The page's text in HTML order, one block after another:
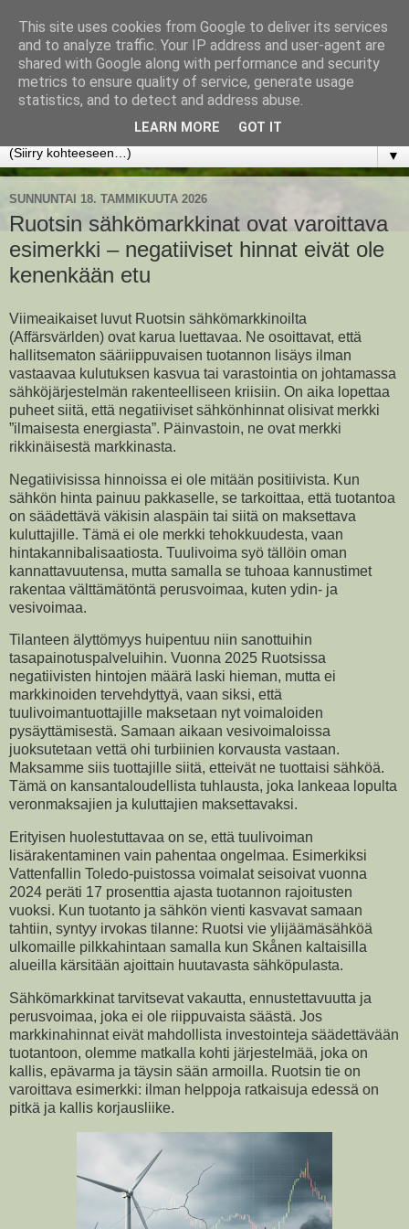
www.jyrkikokko.fi
Uusi Suunta - Jokainen hetki tarjoaa tilaisuuden muuttaa
▼
SUNNUNTAI 18. TAMMIKUUTA 2026
Ruotsin sähkömarkkinat ovat varoittava
esimerkki – negatiiviset hinnat eivät ole
kenenkään etu
Viimeaikaiset luvut Ruotsin sähkömarkkinoilta
(Affärsvärlden) ovat karua luettavaa. Ne osoittavat, että
hallitsematon sääriippuvaisen tuotannon lisäys ilman
vastaavaa kulutuksen kasvua tai varastointia on johtamassa
sähköjärjestelmän rakenteelliseen kriisiin. On aika lopettaa
puheet siitä, että negatiiviset sähkönhinnat olisivat merkki
”ilmaisesta energiasta”. Päinvastoin, ne ovat merkki
rikkinäisestä markkinasta.
Negatiivisissa hinnoissa ei ole mitään positiivista. Kun
sähkön hinta painuu pakkaselle, se tarkoittaa, että tuotantoa
on säädettävä väkisin alaspäin tai siitä on maksettava
kuluttajille. Tämä ei ole merkki tehokkuudesta, vaan
hintakannibalisaatiosta. Tuulivoima syö tällöin oman
kannattavuutensa, mutta samalla se tuhoaa kannustimet
rakentaa välttämätöntä perusvoimaa, kuten ydin- ja
vesivoimaa.
Tilanteen älyttömyys huipentuu niin sanottuihin
tasapainotuspalveluihin. Vuonna 2025 Ruotsissa
negatiivisten hintojen määrä laski hieman, mutta ei
markkinoiden tervehdyttyä, vaan siksi, että
tuulivoimantuottajille maksetaan nyt voimaloiden
pysäyttämisestä. Samaan aikaan vesivoimaloissa
juoksutetaan vettä ohi turbiinien korvausta vastaan.
Maksamme siis tuottajille siitä, etteivät ne tuottaisi sähköä.
Tämä on kansantaloudellista tuhlausta, joka lankeaa lopulta
veronmaksajien ja kuluttajien maksettavaksi.
Erityisen huolestuttavaa on se, että tuulivoiman
lisärakentaminen vain pahentaa ongelmaa. Esimerkiksi
Vattenfallin Toledo-puistossa voimalat seisoivat vuonna
2024 peräti 17 prosenttia ajasta tuotannon rajoitusten
vuoksi. Kun tuotanto ja sähkön vienti kasvavat samaan
tahtiin, syntyy irvokas tilanne: Ruotsi vie ylijäämäsähköä
ulkomaille pilkkahintaan samalla kun Skånen kaltaisilla
alueilla kärsitään ajoittain huutavasta sähköpulasta.
Sähkömarkkinat tarvitsevat vakautta, ennustettavuutta ja
perusvoimaa, joka ei ole riippuvaista säästä. Jos
markkinahinnat eivät mahdollista investointeja säädettävään
tuotantoon, olemme matkalla kohti järjestelmää, joka on
kallis, epävarma ja täysin sään armoilla. Ruotsin tie on
varoittava esimerkki: ilman helppoja ratkaisuja edessä on
pitkä ja kallis korjausliike.
This site uses cookies from Google to deliver its services
and to analyze traffic. Your IP address and user-agent are
shared with Google along with performance and security
metrics to ensure quality of service, generate usage
statistics, and to detect and address abuse.
LEARN MORE GOT IT